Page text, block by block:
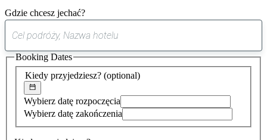
Gdzie chcesz jechać?
sugestia
została
znaleziona
Kiedy przyjedziesz? (optional)
Wybierz datę rozpoczęcia
Wybierz datę zakończenia
Booking Dates